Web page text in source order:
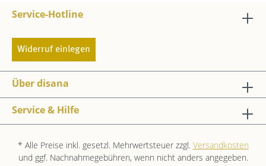
Service-Hotline
Widerruf einlegen
Über disana
Service & Hilfe
* Alle Preise inkl. gesetzl. Mehrwertsteuer zzgl. Versandkosten
und ggf. Nachnahmegebühren, wenn nicht anders angegeben.